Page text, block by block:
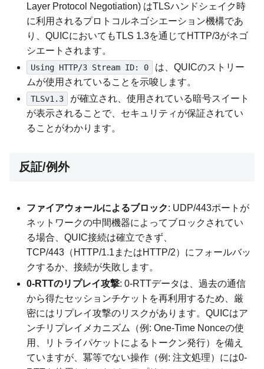
Layer Protocol Negotiation) はTLSハンドシェイク時
に利用されるプロトコルネゴシエーション機構であ
り、QUICにおいてもTLS 1.3を通じてHTTP/3がネゴ
シエートされます。
Using HTTP/3 Stream ID: 0
は、QUICのストリー
ムが使用されていることを示唆します。
TLSv1.3
が確立され、使用されている暗号スイート
が表示されることで、セキュリティが保証されてい
ることがわかります。
反証/例外
ファイアウォールによるブロック: UDP/443ポートが
ネットワークの中間機器によってブロックされてい
る場合、QUIC接続は確立できず、
TCP/443（HTTP/1.1またはHTTP/2）にフォールバッ
クするか、接続が失敗します。
0-RTTのリプレイ攻撃: 0-RTTデータは、過去の通信
から得たセッションチケットを再利用するため、厳
密にはリプレイ攻撃のリスクがあります。QUICはア
ンチリプレイメカニズム（例: One-Time Nonceの使
用、リトライパケットによるトークン発行）を備え
ていますが、冪等でない操作（例: 注文処理）には0-